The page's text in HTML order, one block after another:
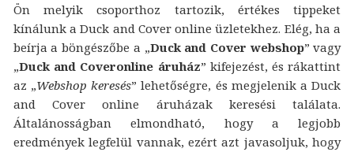
Ön melyik csoporthoz tartozik, értékes tippeket
kínálunk a Duck and Cover online üzletekhez. Elég, ha a
beírja a böngészőbe a „Duck and Cover webshop” vagy
„Duck and Coveronline áruház” kifejezést, és rákattint
az „Webshop keresés” lehetőségre, és megjelenik a Duck
and Cover online áruházak keresési találata.
Általánosságban elmondható, hogy a legjobb
eredmények legfelül vannak, ezért azt javasoljuk, hogy